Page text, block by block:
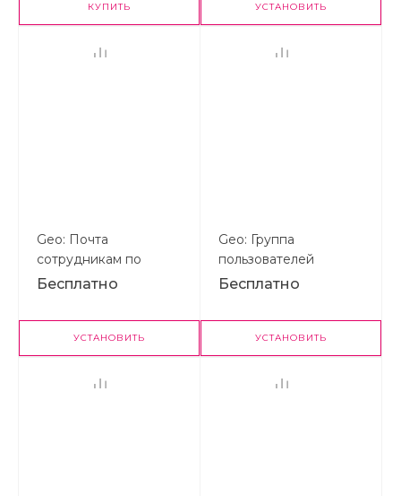
КУПИТЬ УСТАНОВИТЬ
Geo: Почта
сотрудникам по
умолчанию
Бесплатно
УСТАНОВИТЬ
Geo: Группа
пользователей
"Руководители
Бесплатно
УСТАНОВИТЬ